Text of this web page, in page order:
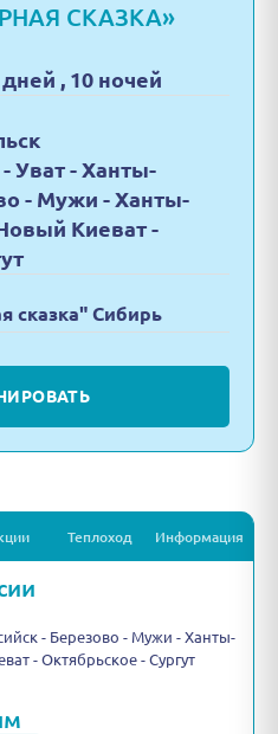
СКАЗКА»
дней , 10 ночей
Уват - Ханты-
- Мужи - Ханты-
Киеват -
сказка" Сибирь
Теплоход Информация
- Березово - Мужи - Ханты-
- Октябрьское - Сургут